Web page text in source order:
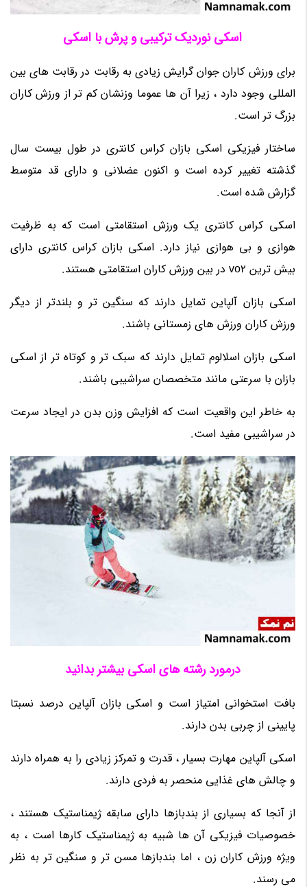
اسکی نوردیک ترکیبی و پرش با اسکی
برای ورزش کاران جوان گرایش زیادی به رقابت در رقابت های بین
المللی وجود دارد ، زیرا آن ها عموما وزنشان کم تر از ورزش کاران
بزرگ تر است.
ساختار فیزیکی اسکی بازان کراس کانتری در طول بیست سال
گذشته تغییر کرده است و اکنون عضلانی و دارای قد متوسط
گزارش شده است.
اسکی کراس کانتری یک ورزش استقامتی است که به ظرفیت
هوازی و بی هوازی نیاز دارد. اسکی بازان کراس کانتری دارای
بیش ترین vo2 در بین ورزش کاران استقامتی هستند.
اسکی بازان آلپاین تمایل دارند که سنگین تر و بلندتر از دیگر
ورزش کاران ورزش های زمستانی باشند.
اسکی بازان اسلالوم تمایل دارند که سبک تر و کوتاه تر از اسکی
بازان با سرعتی مانند متخصصان سراشیبی باشند.
به خاطر این واقعیت است که افزایش وزن بدن در ایجاد سرعت
در سراشیبی مفید است.
درمورد رشته های اسکی بیشتر بدانید
بافت استخوانی امتیاز است و اسکی بازان آلپاین درصد نسبتا
پایینی از چربی بدن دارند.
اسکی آلپاین مهارت بسیار ، قدرت و تمرکز زیادی را به همراه دارند
و چالش های غذایی منحصر به فردی دارند.
از آنجا که بسیاری از بندبازها دارای سابقه ژیمناستیک هستند ،
خصوصیات فیزیکی آن ها شبیه به ژیمناستیک کارها است ، به
ویژه ورزش کاران زن ، اما بندبازها مسن تر و سنگین تر به نظر
می رسند.